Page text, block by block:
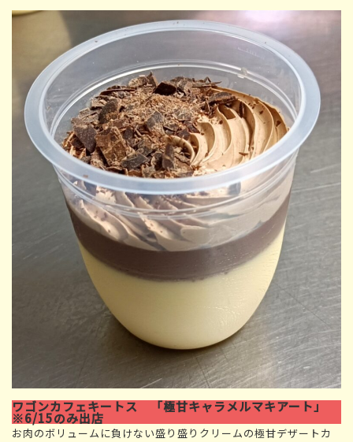
ワゴンカフェキートス 「極甘キャラメルマキアート」
※6/15のみ出店
お肉のボリュームに負けない盛り盛りクリームの極甘デザートカ